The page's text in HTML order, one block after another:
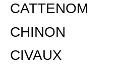
CATTENOM
CHINON
CIVAUX